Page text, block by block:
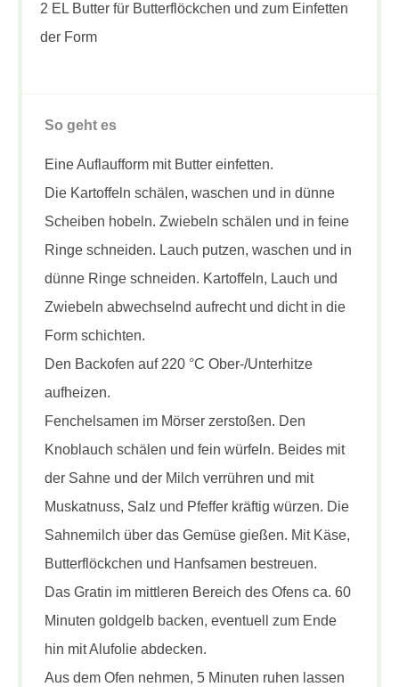
2 EL Butter für Butterflöckchen und zum Einfetten
der Form
So geht es
Eine Auflaufform mit Butter einfetten.
Die Kartoffeln schälen, waschen und in dünne
Scheiben hobeln. Zwiebeln schälen und in feine
Ringe schneiden. Lauch putzen, waschen und in
dünne Ringe schneiden. Kartoffeln, Lauch und
Zwiebeln abwechselnd aufrecht und dicht in die
Form schichten.
Den Backofen auf 220 °C Ober-/Unterhitze
aufheizen.
Fenchelsamen im Mörser zerstoßen. Den
Knoblauch schälen und fein würfeln. Beides mit
der Sahne und der Milch verrühren und mit
Muskatnuss, Salz und Pfeffer kräftig würzen. Die
Sahnemilch über das Gemüse gießen. Mit Käse,
Butterflöckchen und Hanfsamen bestreuen.
Das Gratin im mittleren Bereich des Ofens ca. 60
Minuten goldgelb backen, eventuell zum Ende
hin mit Alufolie abdecken.
Aus dem Ofen nehmen, 5 Minuten ruhen lassen